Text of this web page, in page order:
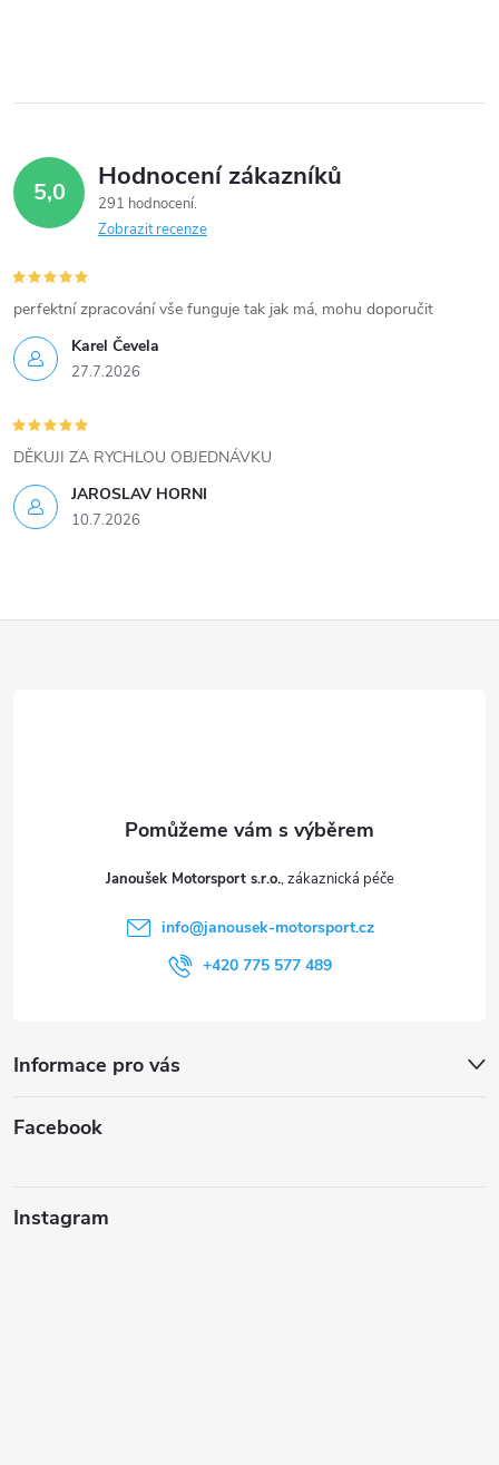
v
k
v
ý
p
i
s
u
5,0 Hodnocení zákazníků
291 hodnocení
Zobrazit recenze
Karel Čevela
27.7.2026
perfektní zpracování vše funguje tak jak má, mohu doporučit
JAROSLAV HORNI
10.7.2026
DĚKUJI ZA RYCHLOU OBJEDNÁVKU
Janoušek Motorsport s.r.o.
info@janousek-motorsport.cz
+420 775 577 489
Informace pro vás
Facebook
Instagram